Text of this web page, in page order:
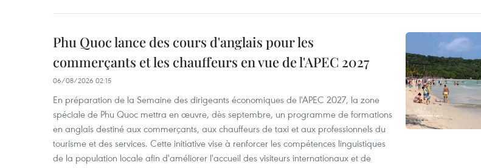
Phu Quoc lance des cours d'anglais pour les
commerçants et les chauffeurs en vue de l'APEC 2027
06/08/2026 02:15
En préparation de la Semaine des dirigeants économiques de l'APEC 2027, la zone
spéciale de Phu Quoc mettra en œuvre, dès septembre, un programme de formations
en anglais destiné aux commerçants, aux chauffeurs de taxi et aux professionnels du
tourisme et des services. Cette initiative vise à renforcer les compétences linguistiques
de la population locale afin d'améliorer l'accueil des visiteurs internationaux et de